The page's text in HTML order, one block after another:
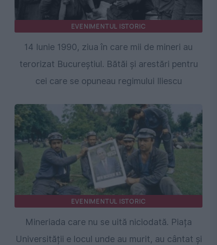
EVENIMENTUL ISTORIC
14 Iunie 1990, ziua în care mii de mineri au
terorizat Bucureștiul. Bătăi și arestări pentru
cei care se opuneau regimului Iliescu
EVENIMENTUL ISTORIC
Mineriada care nu se uită niciodată. Piața
Universității e locul unde au murit, au cântat și